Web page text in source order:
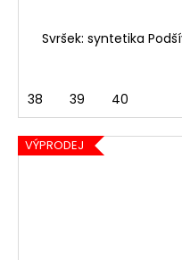
Svršek: syntetika
38 39 40
VÝPRODEJ